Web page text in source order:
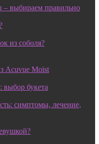
– выбираем правильно
из соболя?
Acuvue Moist
выбор букета
симптомы, лечение,